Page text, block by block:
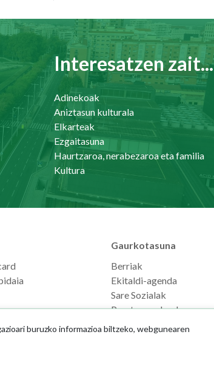
Interesatzen zait...
Adinekoak
Aniztasun kulturala
Elkarteak
Ezgaitasuna
Haurtzaroa, nerabezaroa eta familia
Kultura
Gaurkotasuna
Berriak
Ekitaldi-agenda
Sare Sozialak
Prentsaurrekoak
buruzko informazioa biltzeko, webgunearen